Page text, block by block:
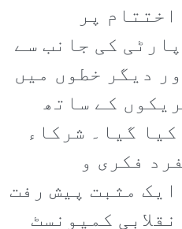
پر
کی جانب سے
دیگر خطوں میں
کے ساتھ
گیا۔ شرکاء
فکری و
مثبت پیش رفت
کمیونسٹ